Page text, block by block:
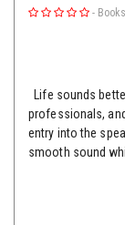
-
Life sounds
professionals,
entry into the
smooth sound